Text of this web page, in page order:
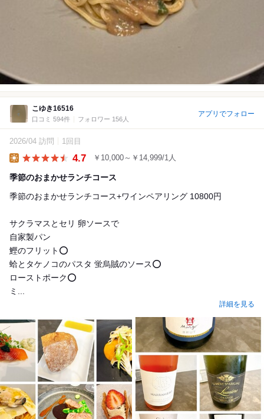
こゆき16516
口コミ 594件 フォロワー 156人
アプリでフォロー
2026/04 訪問 1回目
4.7 ￥10,000～￥14,999/1人
季節のおまかせランチコース
季節のおまかせランチコース+ワインペアリング 10800円
サクラマスとセリ 卵ソースで
自家製パン
鰹のフリット⭕️
蛤とタケノコのパスタ 蛍烏賊のソース⭕️
ローストポーク⭕️
ミ...
詳細を見る